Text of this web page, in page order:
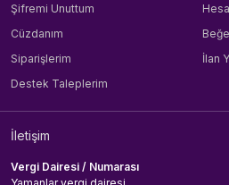
Şifremi Unuttum
Cüzdanım
Siparişlerim
İlan
Destek Taleplerim
İletişim
Vergi Dairesi / Numarası